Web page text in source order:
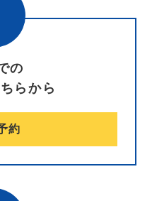
の
らから
約